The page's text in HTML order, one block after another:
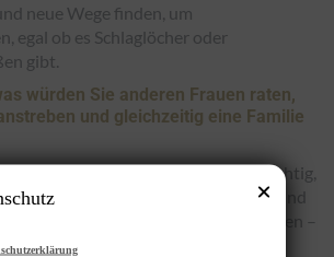
neue Wege finden, um
egal ob es Schlaglöcher oder
gibt.
würden Sie anderen Frauen raten,
und gleichzeitig eine Familie
nicht entmutigen zu lassen. Es ist wichtig,
und diese konsequent zu verfolgen. Und
sich auch Zeit für sich selbst zu nehmen –
für das eigene Wohlbefinden.